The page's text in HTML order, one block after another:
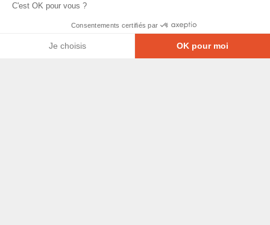
C'est OK pour vous ?
Consentements certifiés par
Je choisis OK pour moi